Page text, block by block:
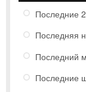
Последние
Последняя
Последний
Последние